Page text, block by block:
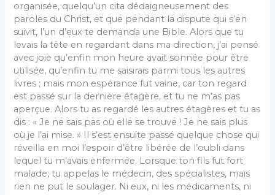
organisée, quelqu’un cita dédaigneusement des
paroles du Christ, et que pendant la dispute qui s’en
suivit, l’un d’eux te demanda une Bible. Alors que tu
levais la tête en regardant dans ma direction, j’ai pensé
avec joie qu’enfin mon heure avait sonnée pour être
utilisée, qu’enfin tu me saisirais parmi tous les autres
livres ; mais mon espérance fut vaine, car ton regard
est passé sur la dernière étagère, et tu ne m’as pas
aperçue. Alors tu as regardé les autres étagères et tu as
dis : « Je ne sais pas où elle se trouve ! Je ne sais plus
où je l’ai mise. » Il s’est ensuite passé quelque chose qui
réveilla en moi l’espoir d’être libérée de l’oubli dans
lequel tu m’avais enfermée. Lorsque ton fils fut fort
malade, tu appelas le médecin, des spécialistes, mais
rien ne put le soulager. Ni eux, ni les médica­ments, ni